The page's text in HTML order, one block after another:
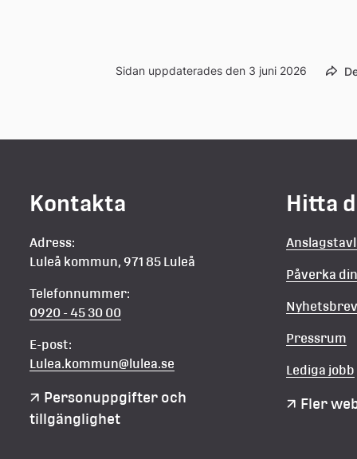
Sidan uppdaterades den 3 juni 2026
Kontakta
Adress:
Luleå kommun, 971 85 Luleå
Telefonnummer:
0920 - 45 30 00
E-post:
Lulea.kommun@lulea.se
Personuppgifter och
tillgänglighet
Hitta
Påverka
Pressrum
Lediga jobb
Fler